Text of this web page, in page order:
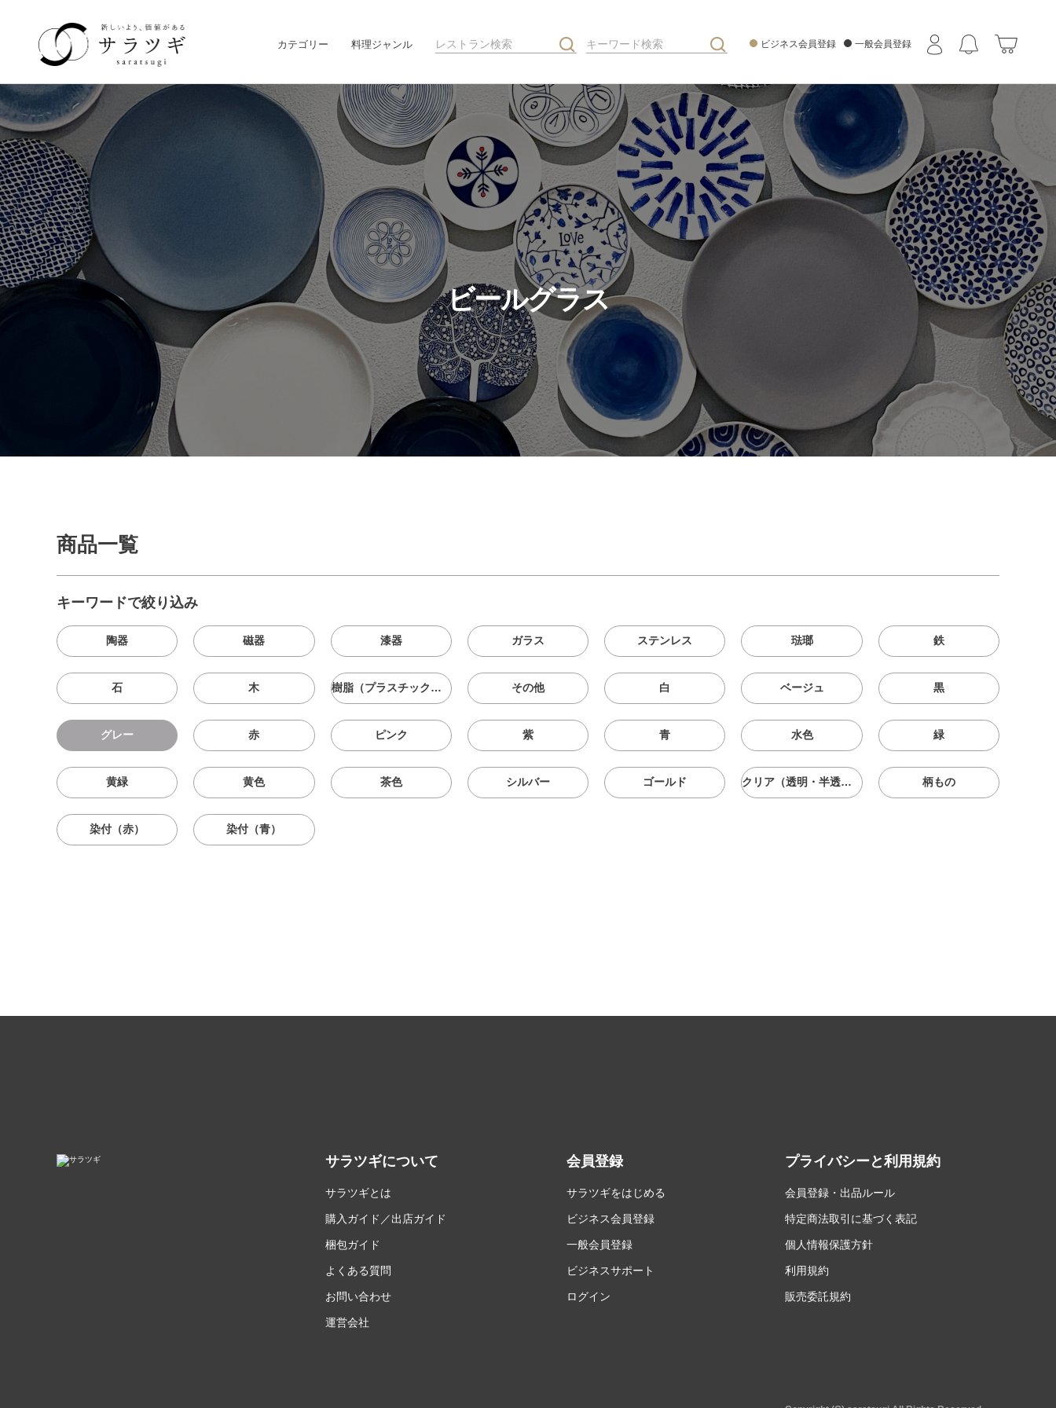
ビジネス会員登録 一般会員登録
カテゴリー 料理ジャンル
ビールグラス
商品一覧
キーワードで絞り込み
陶器 磁器 漆器 ガラス ステンレス 琺瑯 鉄
石 木 樹脂（プラスチック、メラニン、シリコン等） その他 白 ベージュ 黒
グレー 赤 ピンク 紫 青 水色 緑
黄緑 黄色 茶色 シルバー ゴールド クリア（透明・半透明） 柄もの
染付（赤） 染付（青）
サラツギについて
サラツギとは
購入ガイド／出店ガイド
梱包ガイド
よくある質問
お問い合わせ
運営会社
会員登録
サラツギをはじめる
ビジネス会員登録
一般会員登録
ビジネスサポート
ログイン
プライバシーと利用規約
会員登録・出品ルール
特定商法取引に基づく表記
個人情報保護方針
利用規約
販売委託規約